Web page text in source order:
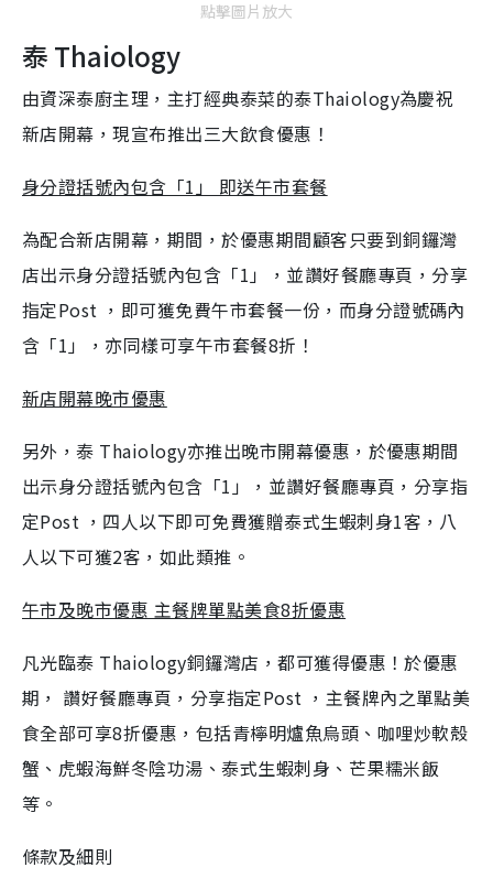
點擊圖片放大
泰 Thaiology
由資深泰廚主理，主打經典泰菜的泰Thaiology為慶祝
新店開幕，現宣布推出三大飲食優惠！
身分證括號內包含「1」 即送午市套餐
為配合新店開幕，期間，於優惠期間顧客只要到銅鑼灣
店出示身分證括號內包含「1」，並讚好餐廳專頁，分享
指定Post ，即可獲免費午市套餐一份，而身分證號碼內
含「1」，亦同樣可享午市套餐8折！
新店開幕晚市優惠
另外，泰 Thaiology亦推出晚市開幕優惠，於優惠期間
出示身分證括號內包含「1」，並讚好餐廳專頁，分享指
定Post ，四人以下即可免費獲贈泰式生蝦刺身1客，八
人以下可獲2客，如此類推。
午市及晚市優惠 主餐牌單點美食8折優惠
凡光臨泰 Thaiology銅鑼灣店，都可獲得優惠！於優惠
期， 讚好餐廳專頁，分享指定Post ，主餐牌內之單點美
食全部可享8折優惠，包括青檸明爐魚烏頭、咖哩炒軟殼
蟹、虎蝦海鮮冬陰功湯、泰式生蝦刺身、芒果糯米飯
等。
條款及細則